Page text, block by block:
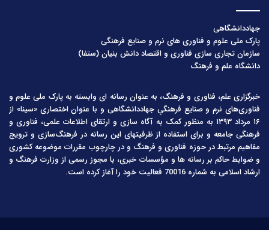
جهاددانشگاهی
پارک ملی علوم و فناوری های نرم و صنایع فرهنگی
سازمان تجاری سازی فناوری و اقتصاد دانش بنیان (ستفا)
دانشگاه علم و فرهنگ
خبرگزاری علم، فناوری و فرهنگ، به عنوان رسانه ای وابسته به پارک ملی علوم و
فناوری‌های نرم و صنایع فرهنگیِ جهاددانشگاهی و با عنوان اختصاری «سینا» از
۱۶ مرداد ۱۳۹۳ به منظور کمک به آگاه سازی و ارتقای اطلاعات علمی، فناوری و
فرهنگی جامعه و برای استفاده از ظرفیتهای این رسانه در فرهنگ‌سازی و ترویج
مفاهیم مرتبط در حوزه فناوری و فرهنگ و در چارچوب مقررات موضوعه کشوری
و ضوابط حاکم بر رسانه ها و مؤسسات خبری، با مجوز رسمی از وزارت فرهنگ و
ارشاد اسلامی به شماره 70016 فعالیت خود را آغاز کرده است.